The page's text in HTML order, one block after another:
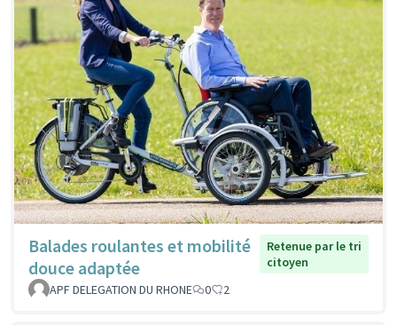
Balades roulantes et mobilité
douce adaptée
Retenue par le tri
citoyen
APF DELEGATION DU RHONE
0 2